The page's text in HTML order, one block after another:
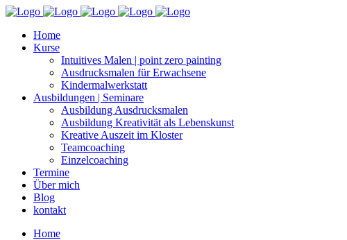
Home
Kurse
Intu­itives Malen | point zero painting
Aus­drucks­malen für Erwachsene
Kin­der­mal­w­erk­statt
Aus­bil­dun­gen | Seminare
Aus­bil­dung Ausdrucksmalen
Aus­bil­dung Kreativ­ität als Lebenskunst
Kreative Auszeit im Kloster
Team­coach­ing
Einzel­coach­ing
Ter­mine
Über mich
Blog
kon­takt
Home